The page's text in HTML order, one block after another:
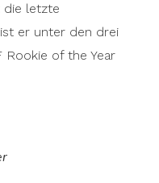
die letzte
er unter den drei
of the Year